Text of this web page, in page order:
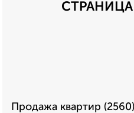
Продажа квартир (2560)